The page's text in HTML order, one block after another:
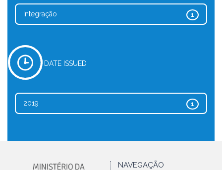
1
Integração
DATE ISSUED
1
2019
NAVEGAÇÃO